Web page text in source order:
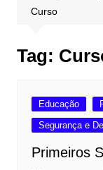
Curso
Tag:
Educação
Segurança e
Primeiros